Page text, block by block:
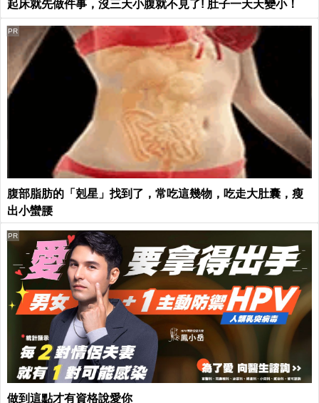
起床就先做件事，沒三天小腹就不見了! 肚子一天天變小！
腹部脂肪的「剋星」找到了，常吃這幾物，吃走大肚囊，瘦
出小蠻腰
PR
做到這點才有資格說愛你
PR